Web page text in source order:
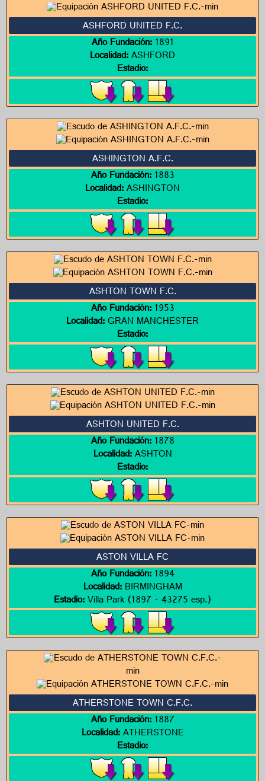
ASHFORD UNITED F.C.
Año Fundación:1891
Localidad:ASHFORD
Estadio:
ASHINGTON A.F.C.
Año Fundación:1883
Localidad:ASHINGTON
Estadio:
ASHTON TOWN F.C.
Año Fundación:1953
Localidad:GRAN MANCHESTER
Estadio:
ASHTON UNITED F.C.
Año Fundación:1878
Localidad:ASHTON
Estadio:
ASTON VILLA FC
Año Fundación:1894
Localidad:BIRMINGHAM
Estadio:Villa Park (1897 - 43275 esp.)
ATHERSTONE TOWN C.F.C.
Año Fundación:1887
Localidad:ATHERSTONE
Estadio: